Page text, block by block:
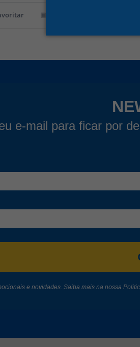
e-mail para ficar por
e novidades. Saiba mais na nossa